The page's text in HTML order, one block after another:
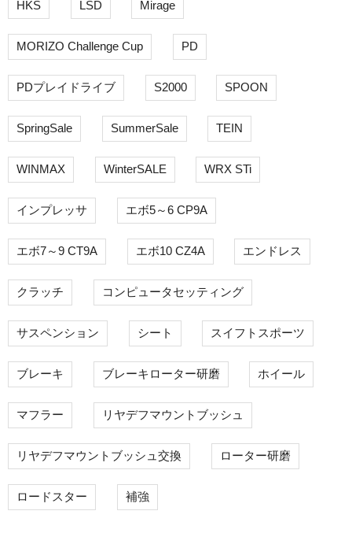
HKS LSD Mirage
MORIZO Challenge Cup PD
PDプレイドライブ S2000 SPOON
SpringSale SummerSale TEIN
WINMAX WinterSALE WRX STi
インプレッサ エボ5～6 CP9A
エボ7～9 CT9A エボ10 CZ4A エンドレス
クラッチ コンピュータセッティング
サスペンション シート スイフトスポーツ
ブレーキ ブレーキローター研磨 ホイール
マフラー リヤデフマウントブッシュ
リヤデフマウントブッシュ交換 ローター研磨
ロードスター 補強